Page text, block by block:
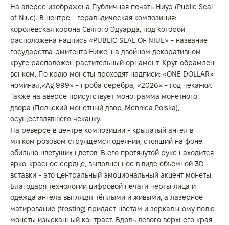
На аверсе изображена Публичная печать Ниуэ (Public Seal
of Niue). В центре - геральдическая композиция:
королевская корона Святого Эдуарда, под которой
расположена надпись «PUBLIC SEAL OF NIUE» - название
государства-эмитента.Ниже, на двойном декоративном
круге расположен растительный орнамент. Круг обрамлён
венком. По краю монеты проходят надписи: «ONE DOLLAR» -
номинал,«Ag 999» - проба серебра, «2026» - год чеканки.
Также на аверсе присутствует монограмма монетного
двора (Польский монетный двор, Mennica Polska),
осуществлявшего чеканку.
На реверсе в центре композиции - крылатый ангел в
мягком розовом струящемся одеянии, стоящий на фоне
обильно цветущих цветов. В его протянутой руке находится
ярко-красное сердце, выполненное в виде объёмной 3D-
вставки - это центральный эмоциональный акцент монеты.
Благодаря технологии цифровой печати черты лица и
одежда ангела выглядят тёплыми и живыми, а лазерное
матирование (frosting) придаёт цветам и зеркальному полю
монеты изысканный контраст. Вдоль левого верхнего края